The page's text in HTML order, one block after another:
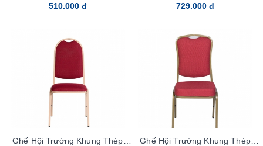
510.000 đ 729.000 đ
Ghế Hội Trường Khung Thép
Ghế Hội Trường Khung Thép